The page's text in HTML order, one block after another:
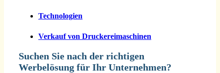
Technologien
Verkauf von Druckereimaschinen
Suchen Sie nach der richtigen
Werbelösung für Ihr Unternehmen?